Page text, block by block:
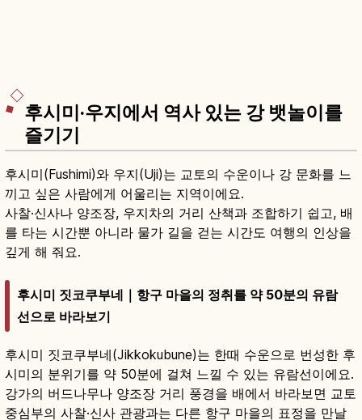
후시미·우지에서 역사 있는 강 뱃놀이를
즐기기
후시미(Fushimi)와 우지(Uji)는 교토의 수운이나 강 문화를 느
끼고 싶은 사람에게 어울리는 지역이에요.
사찰·신사나 양조장, 우지차의 거리 산책과 조합하기 쉽고, 배
를 타는 시간뿐 아니라 물가 길을 걷는 시간도 여행의 인상을
깊게 해 줘요.
후시미 짓코쿠부네｜항구 마을의 정취를 약 50분의 유람
선으로 바라보기
후시미 짓코쿠부네(Jikkokubune)는 한때 수운으로 번성한 후
시미의 분위기를 약 50분에 걸쳐 느낄 수 있는 유람선이에요.
강가의 버드나무나 양조장 거리 풍경을 배에서 바라보면 교토
중심부의 사찰·신사 관광과는 다른 항구 마을의 표정을 만날